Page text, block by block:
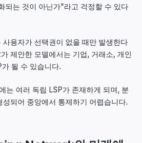
되는 것이 아닌가”라고 걱정할 수 있다
용자가 선택권이 없을 때만 발생한다
제안한 모델에서는 기업, 거래소, 개인
될 수 있습니다.
는 여러 독립 LSP가 존재하게 되며, 분
되어 중앙에서 통제하기 어렵습니다.